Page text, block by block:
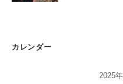
カレンダー
2025